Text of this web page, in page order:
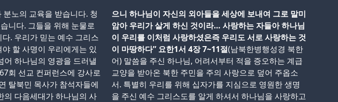
노의 교육을 받습니다. 청
니다. 그들을 위해 눈물로
. 우리가 믿는 예수 그리스
할 사명이 우리에게는 있
어 하나님의 영광을 드러낼
회 선교 컨퍼런스에 강사로
탈북민 목사가 참석자들에
의 다음세대가 하나님의 사
으니 하나님이 자신의 외아들을 세상에 보내여 그로 말미
암아 우리가 살게 하신 것이라… 사랑하는 자들아 하나님
이 우리를 이처럼 사랑하셨은즉 우리도 서로 사랑하는 것
이 마땅하다” 요한1서 4장 7~11절(남북한병행성경 북한
어) 말씀을 주신 하나님, 어려서부터 적을 증오하는 계급
교양을 받아온 북한 주민을 주의 사랑으로 덮어 주옵소
서. 특별히 우리를 위해 십자가를 지심으로 영원한 생명
을 주신 예수 그리스도를 알게 하셔서 하나님을 사랑하고